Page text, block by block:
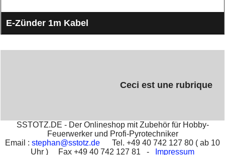
E-Zünder 1m Kabel
Ceci est une rubrique
SSTOTZ.DE - Der Onlineshop mit Zubehör für Hobby-
Feuerwerker und Profi-Pyrotechniker
Email : stephan@sstotz.de Tel. +49 40 742 127 80 ( ab 10
Uhr ) Fax +49 40 742 127 81 -
Impressum